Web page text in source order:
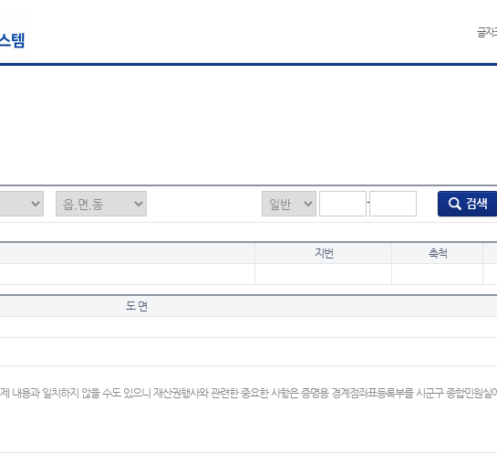
글자
-
지번 축척
도 면
내용과 일치하지 않을 수도 있으니 재산권행사와 관련한 중요한 사항은 증명용 경계점좌표등록부를 시군구 종합민원실